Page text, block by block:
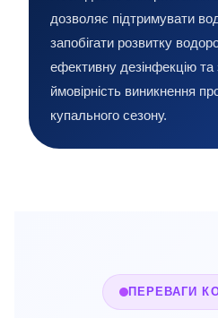
дозволяє підтримувати
запобігати розвитку
ефективну дезінфекцію
ймовірність виникнення
купального сезону.
ПЕРЕВАГИ